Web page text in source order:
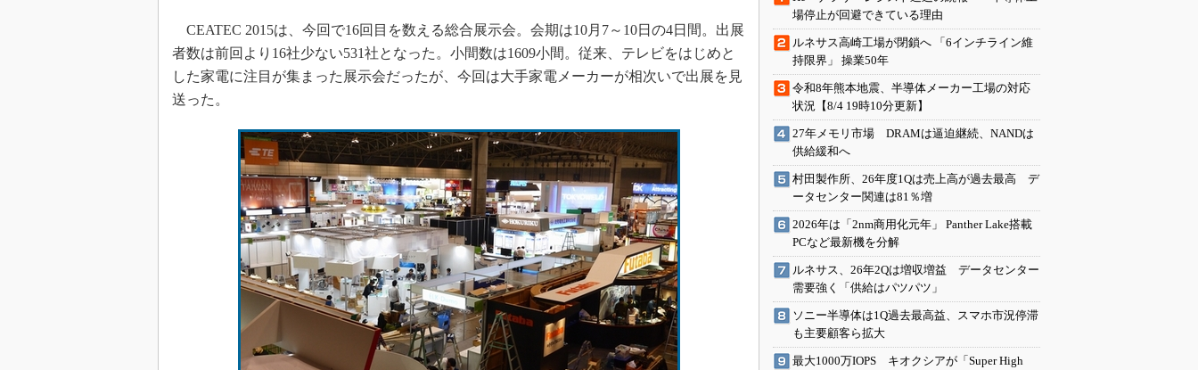
イノベーションは日本を救うのか
JASA発IoT通信
IHSアナリスト「未来展望」
CEATEC 2015は、今回で16回目を数える総合展示会。会期は10月7～10日の4日間。出展
者数は前回より16社少ない531社となった。小間数は1609小間。従来、テレビをはじめと
した家電に注目が集まった展示会だったが、今回は大手家電メーカーが相次いで出展を見
送った。
場停止が回避できている理由
ルネサス高崎工場が閉鎖へ 「6インチライン維
持限界」 操業50年
令和8年熊本地震、半導体メーカー工場の対応
状況【8/4 19時10分更新】
27年メモリ市場 DRAMは逼迫継続、NANDは
供給緩和へ
村田製作所、26年度1Qは売上高が過去最高 デ
ータセンター関連は81％増
2026年は「2nm商用化元年」 Panther Lake搭載
PCなど最新機を分解
ルネサス、26年2Qは増収増益 データセンター
需要強く「供給はパツパツ」
ソニー半導体は1Q過去最高益、スマホ市況停滞
も主要顧客ら拡大
最大1000万IOPS キオクシアが「Super High